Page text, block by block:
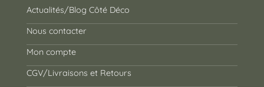
Actualités/Blog Côté Déco
Nous contacter
Mon compte
CGV/Livraisons et Retours